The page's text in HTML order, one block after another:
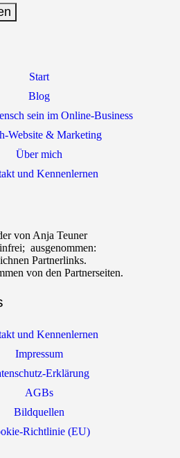
Start
Blog
sein im Online-Business
Website & Marketing
Über mich
und Kennenlernen
von Anja Teuner
ausgenommen:
Partnerlinks.
von den Partnerseiten.
und Kennenlernen
Impressum
Erklärung
AGBs
Bildquellen
Richtlinie (EU)